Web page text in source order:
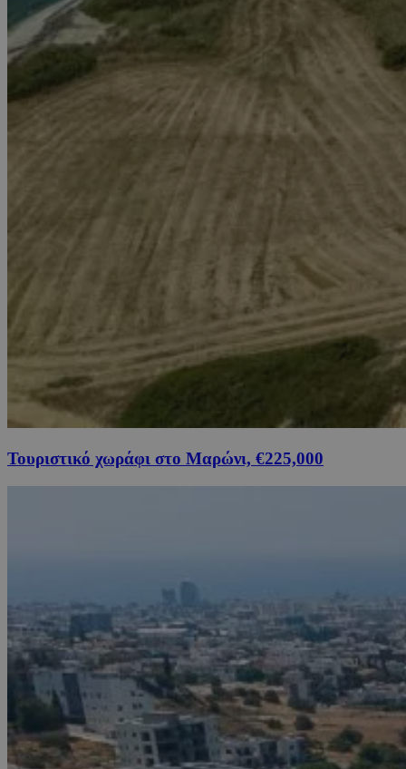
Τουριστικό χωράφι στο Μαρώνι, €225,000